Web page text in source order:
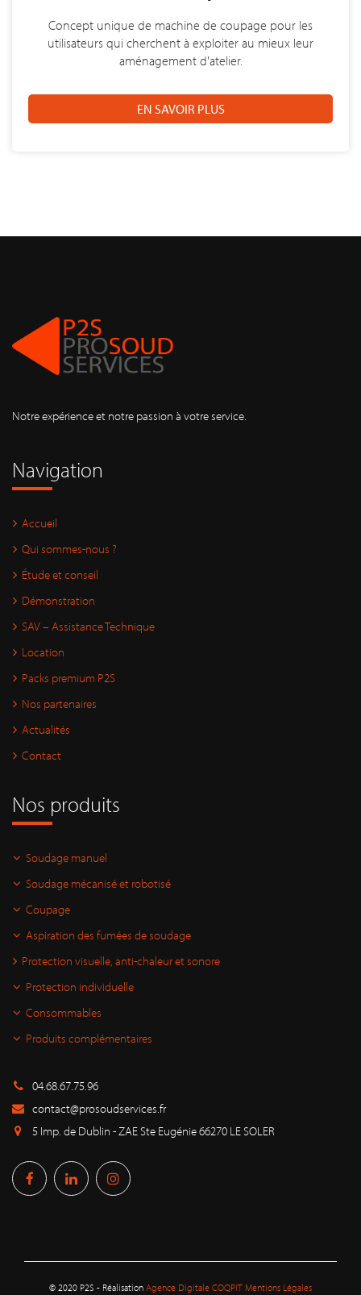
Concept unique de machine de coupage pour les
utilisateurs qui cherchent à exploiter au mieux leur
aménagement d'atelier.
EN SAVOIR PLUS
Notre expérience et notre passion à votre service.
Navigation
Accueil
Qui sommes-nous ?
Étude et conseil
Démonstration
SAV – Assistance Technique
Location
Packs premium P2S
Nos partenaires
Actualités
Contact
Nos produits
Soudage manuel
Soudage mécanisé et robotisé
Coupage
Aspiration des fumées de soudage
Protection visuelle, anti-chaleur et sonore
Protection individuelle
Consommables
Produits complémentaires
04.68.67.75.96
contact@prosoudservices.fr
5 Imp. de Dublin - ZAE Ste Eugénie 66270 LE SOLER
© 2020 P2S - Réalisation Agence Digitale COQPIT Mentions Légales